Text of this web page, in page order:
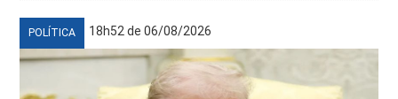
POLÍTICA 18h52 de 06/08/2026